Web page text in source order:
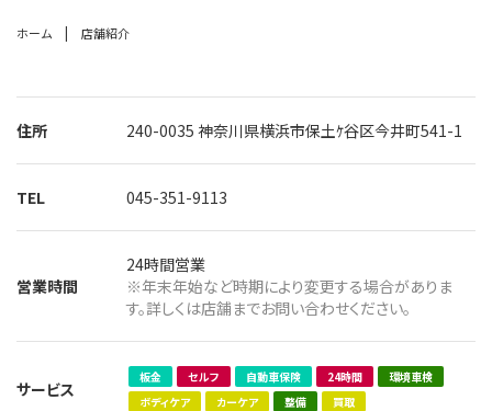
ホーム | 店舗紹介
住所 240-0035 神奈川県横浜市保土ｹ谷区今井町541-1
TEL 045-351-9113
営業時間
24時間営業
※年末年始など時期により変更する場合がありま
す。詳しくは店舗までお問い合わせください。
サービス
板金 セルフ 自動車保険 24時間
環境車検
ボディケア
カーケア 整備 買取